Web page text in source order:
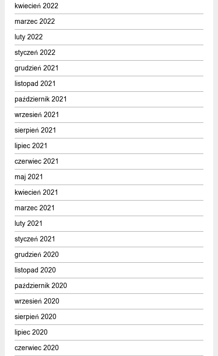
kwiecień 2022
marzec 2022
luty 2022
styczeń 2022
grudzień 2021
listopad 2021
październik 2021
wrzesień 2021
sierpień 2021
lipiec 2021
czerwiec 2021
maj 2021
kwiecień 2021
marzec 2021
luty 2021
styczeń 2021
grudzień 2020
listopad 2020
październik 2020
wrzesień 2020
sierpień 2020
lipiec 2020
czerwiec 2020